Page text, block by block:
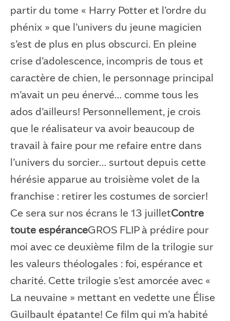
partir du tome « Harry Potter et l’ordre du
phénix » que l’univers du jeune magicien
s’est de plus en plus obscurci. En pleine
crise d’adolescence, incompris de tous et
caractère de chien, le personnage principal
m’avait un peu énervé… comme tous les
ados d’ailleurs! Personnellement, je crois
que le réalisateur va avoir beaucoup de
travail à faire pour me refaire entre dans
l’univers du sorcier… surtout depuis cette
hérésie apparue au troisième volet de la
franchise : retirer les costumes de sorcier!
Ce sera sur nos écrans le 13 juilletContre
toute espéranceGROS FLIP à prédire pour
moi avec ce deuxième film de la trilogie sur
les valeurs théologales : foi, espérance et
charité. Cette trilogie s’est amorcée avec «
La neuvaine » mettant en vedette une Élise
Guilbault épatante! Ce film qui m’a habité